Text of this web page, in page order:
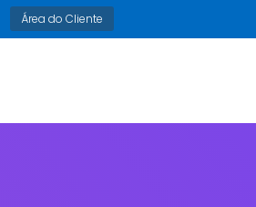
Área do Cliente